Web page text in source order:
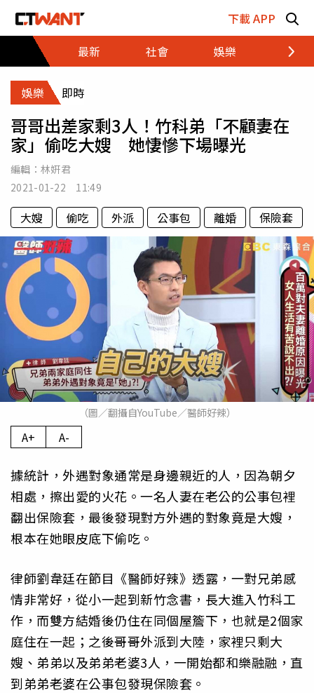
下載 APP
最新
社會 娛樂 財經
娛樂 即時
哥哥出差家剩3人！竹科弟「不顧妻在
家」偷吃大嫂 她悽慘下場曝光
編輯： 林姸君
2021-01-22 11:49
大嫂 偷吃 外派 公事包 離婚 保險套
（圖／翻攝自YouTube／醫師好辣）
A+ A-
據統計，外遇對象通常是身邊親近的人，因為朝夕
相處，擦出愛的火花。一名人妻在老公的公事包裡
翻出保險套，最後發現對方外遇的對象竟是大嫂，
根本在她眼皮底下偷吃。
律師劉韋廷在節目《醫師好辣》透露，一對兄弟感
情非常好，從小一起到新竹念書，長大進入竹科工
作，而雙方結婚後仍住在同個屋簷下，也就是2個家
庭住在一起；之後哥哥外派到大陸，家裡只剩大
嫂、弟弟以及弟弟老婆3人，一開始都和樂融融，直
到弟弟老婆在公事包發現保險套。